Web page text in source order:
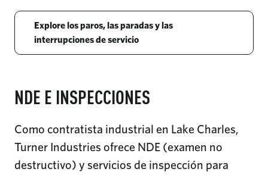
Explore los paros, las paradas y las
interrupciones de servicio
NDE E INSPECCIONES
Como contratista industrial en Lake Charles,
Turner Industries ofrece NDE (examen no
destructivo) y servicios de inspección para